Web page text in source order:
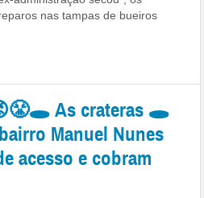
nas tampas de bueiros
As crateras 🕳️
Manuel Nunes
acesso e cobram